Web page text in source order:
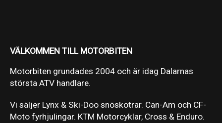
VÄLKOMMEN TILL MOTORBITEN
Motorbiten grundades 2004 och är idag Dalarnas
största ATV handlare.
Vi säljer Lynx & Ski-Doo snöskotrar. Can-Am och CF-
Moto fyrhjulingar. KTM Motorcyklar, Cross & Enduro.